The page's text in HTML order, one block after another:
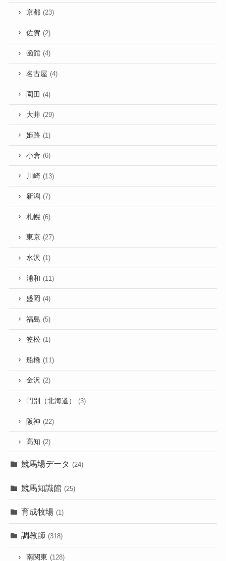
京都 (23)
佐賀 (2)
函館 (4)
名古屋 (4)
園田 (4)
大井 (29)
姫路 (1)
小倉 (6)
川崎 (13)
新潟 (7)
札幌 (6)
東京 (27)
水沢 (1)
浦和 (11)
盛岡 (4)
福島 (5)
笠松 (1)
船橋 (11)
金沢 (2)
門別（北海道） (3)
阪神 (22)
高知 (2)
競馬場データ (24)
競馬知識館 (25)
育成牧場 (1)
調教師 (318)
南関東 (128)